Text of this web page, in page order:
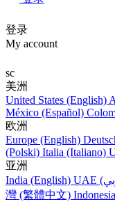
登录
My account
sc
美洲
United States (English)
México (Español)
欧洲
Europe (English)
(Polski) Italia (Italiano)
亚洲
India (English)
灣 (繁體中文)